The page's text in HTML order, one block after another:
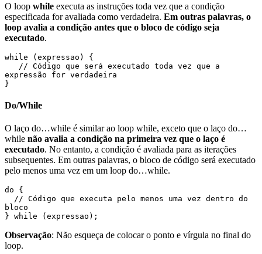
O loop while executa as instruções toda vez que a condição
especificada for avaliada como verdadeira. Em outras palavras, o
loop avalia a condição antes que o bloco de código seja
executado.
while (expressao) {
expressão for verdadeira
}
Do/While
O laço do…while é similar ao loop while, exceto que o laço do…
while não avalia a condição na primeira vez que o laço é
executado. No entanto, a condição é avaliada para as iterações
subsequentes. Em outras palavras, o bloco de código será executado
pelo menos uma vez em um loop do…while.
do {
bloco
} while (expressao);
Observação: Não esqueça de colocar o ponto e vírgula no final do
loop.